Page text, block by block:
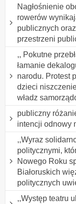
Nagłośnienie
rowerów
publicznych
przestrzeni
,, Pokutne
łamanie
narodu. Protest
dzieci
władz
publiczny
intencji odnowy
,,Wyraz
politycznymi,
Nowego Roku
Białoruskich
politycznych
,,Występ teatru